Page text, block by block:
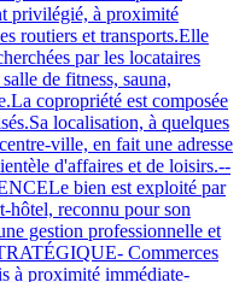
privilégié, à proximité
routiers et transports.Elle
par les locataires
de fitness, sauna,
copropriété est composée
localisation, à quelques
ville, en fait une adresse
d'affaires et de loisirs.--
bien est exploité par
hôtel, reconnu pour son
gestion professionnelle et
Commerces
à proximité immédiate-